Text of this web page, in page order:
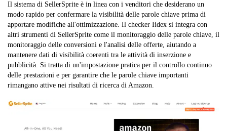
Il sistema di SellerSprite è in linea con i venditori che desiderano un
modo rapido per confermare la visibilità delle parole chiave prima di
apportare modifiche all'ottimizzazione. Il checker Iidex si integra con
altri strumenti di SellerSprite come il monitoraggio delle parole chiave, il
monitoraggio delle conversioni e l'analisi delle offerte, aiutando a
mantenere dati di visibilità coerenti tra le attività di inserzione e
pubblicità. Si tratta di un'impostazione pratica per il controllo continuo
delle prestazioni e per garantire che le parole chiave importanti
rimangano attive nei risultati di ricerca di Amazon.